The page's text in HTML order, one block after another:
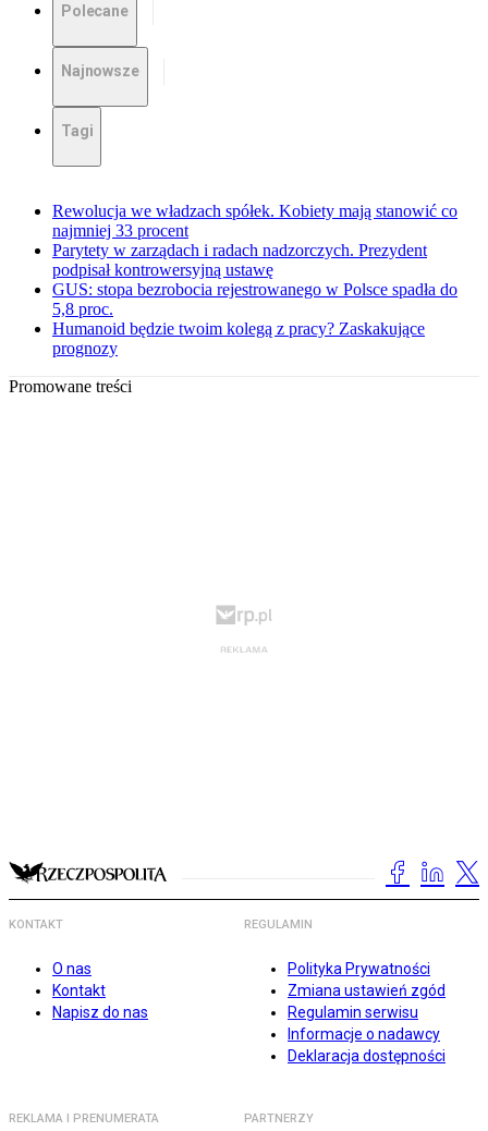
Polecane
Najnowsze
Tagi
Rewolucja we władzach spółek. Kobiety mają stanowić co
najmniej 33 procent
Parytety w zarządach i radach nadzorczych. Prezydent
podpisał kontrowersyjną ustawę
GUS: stopa bezrobocia rejestrowanego w Polsce spadła do
5,8 proc.
Humanoid będzie twoim kolegą z pracy? Zaskakujące
prognozy
Promowane treści
KONTAKT
O nas
Kontakt
Napisz do nas
REGULAMIN
Polityka Prywatności
Zmiana ustawień zgód
Regulamin serwisu
Informacje o nadawcy
Deklaracja dostępności
REKLAMA I PRENUMERATA PARTNERZY